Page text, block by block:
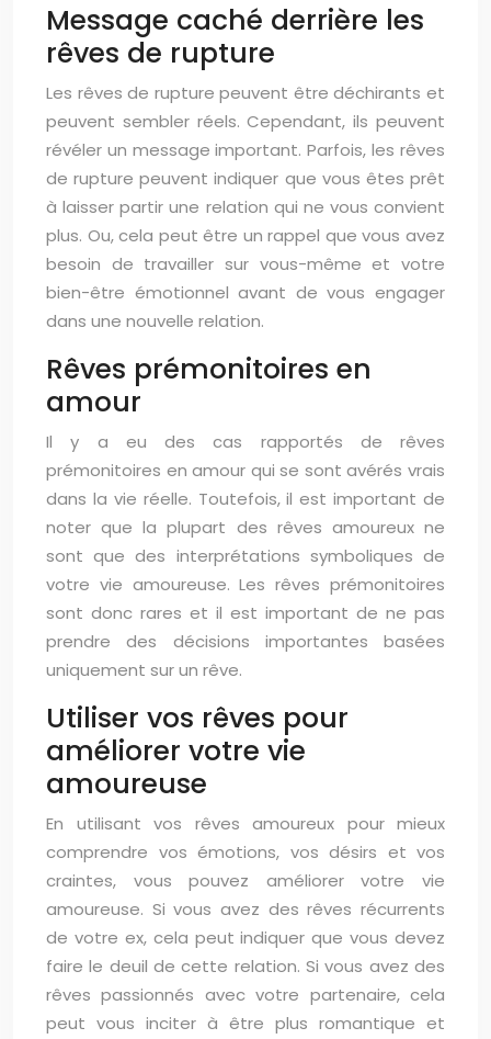
Message caché derrière les
rêves de rupture
Les rêves de rupture peuvent être déchirants et
peuvent sembler réels. Cependant, ils peuvent
révéler un message important. Parfois, les rêves
de rupture peuvent indiquer que vous êtes prêt
à laisser partir une relation qui ne vous convient
plus. Ou, cela peut être un rappel que vous avez
besoin de travailler sur vous-même et votre
bien-être émotionnel avant de vous engager
dans une nouvelle relation.
Rêves prémonitoires en
amour
Il y a eu des cas rapportés de rêves
prémonitoires en amour qui se sont avérés vrais
dans la vie réelle. Toutefois, il est important de
noter que la plupart des rêves amoureux ne
sont que des interprétations symboliques de
votre vie amoureuse. Les rêves prémonitoires
sont donc rares et il est important de ne pas
prendre des décisions importantes basées
uniquement sur un rêve.
Utiliser vos rêves pour
améliorer votre vie
amoureuse
En utilisant vos rêves amoureux pour mieux
comprendre vos émotions, vos désirs et vos
craintes, vous pouvez améliorer votre vie
amoureuse. Si vous avez des rêves récurrents
de votre ex, cela peut indiquer que vous devez
faire le deuil de cette relation. Si vous avez des
rêves passionnés avec votre partenaire, cela
peut vous inciter à être plus romantique et